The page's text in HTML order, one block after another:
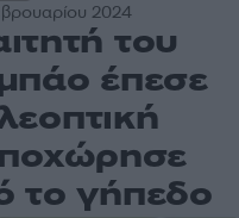
2024
του
έπεσε
το γήπεδο